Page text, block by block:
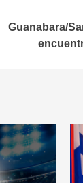
Guanabara/